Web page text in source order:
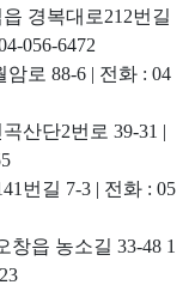
경복대로212번길
056-6472
로 88-6 | 전화 : 04
산단2번로 39-31 |
번길 7-3 | 전화 : 05
읍 농소길 33-48 1